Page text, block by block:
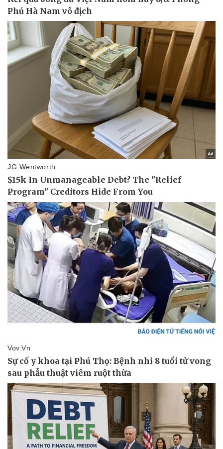
Vụ án
Tin nóng
Tư vấn luật
Việt Nam
Phân tích